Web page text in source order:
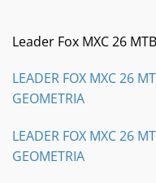
Leader Fox MXC 26
LEADER FOX MXC 26
GEOMETRIA
LEADER FOX MXC 26
GEOMETRIA